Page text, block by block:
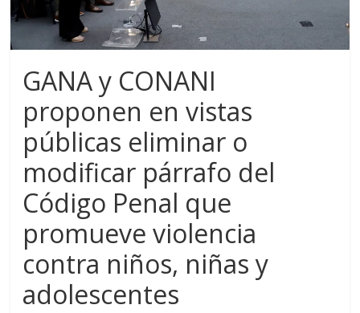
GANA y CONANI
proponen en vistas
públicas eliminar o
modificar párrafo del
Código Penal que
promueve violencia
contra niños, niñas y
adolescentes